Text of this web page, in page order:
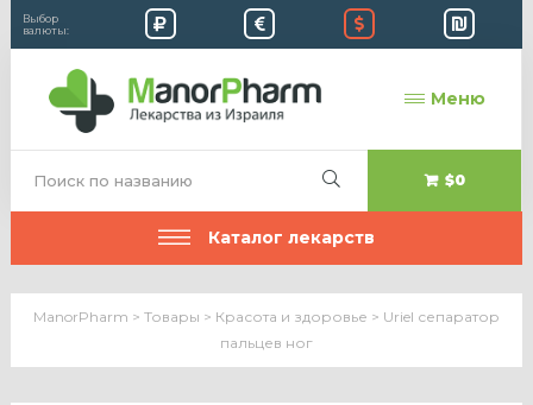
Выбор
валюты:
Меню
$0
Каталог лекарств
ManorPharm > Товары > Красота и здоровье > Uriel сепаратор
пальцев ног